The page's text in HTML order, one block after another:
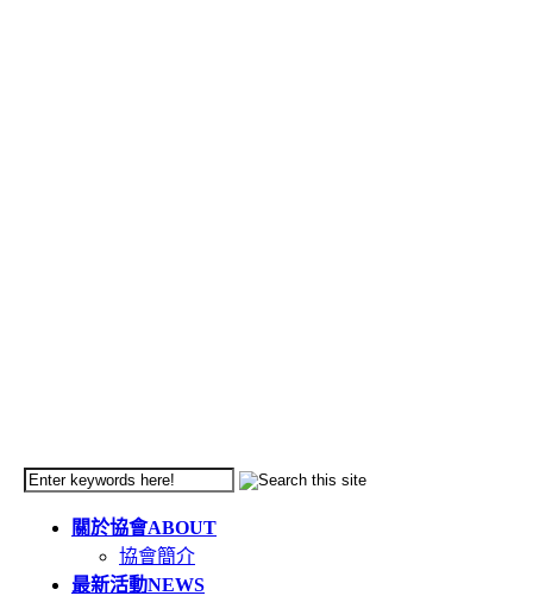
關於協會ABOUT
協會簡介
最新活動NEWS